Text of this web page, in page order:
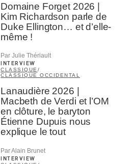
Domaine Forget 2026 |
Kim Richardson parle de
Duke Ellington… et d’elle-
même !
Par Julie Thériault
INTERVIEW
CLASSIQUE/
CLASSIQUE OCCIDENTAL
Lanaudière 2026 |
Macbeth de Verdi et l’OM
en clôture, le baryton
Étienne Dupuis nous
explique le tout
Par Alain Brunet
INTERVIEW